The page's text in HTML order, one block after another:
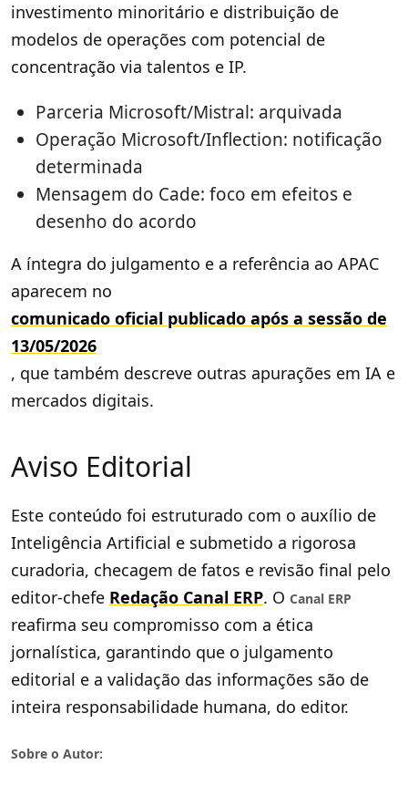
investimento minoritário e distribuição de
modelos de operações com potencial de
concentração via talentos e IP.
Parceria Microsoft/Mistral: arquivada
Operação Microsoft/Inflection: notificação
determinada
Mensagem do Cade: foco em efeitos e
desenho do acordo
A íntegra do julgamento e a referência ao APAC
aparecem no
comunicado oficial publicado após a sessão de
13/05/2026
, que também descreve outras apurações em IA e
mercados digitais.
Aviso Editorial
Este conteúdo foi estruturado com o auxílio de
Inteligência Artificial e submetido a rigorosa
curadoria, checagem de fatos e revisão final pelo
editor-chefe Redação Canal ERP. O Canal ERP
reafirma seu compromisso com a ética
jornalística, garantindo que o julgamento
editorial e a validação das informações são de
inteira responsabilidade humana, do editor.
Sobre o Autor: